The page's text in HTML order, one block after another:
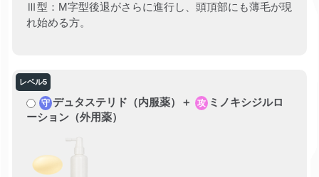
Ⅲ型：M字型後退がさらに進行し、頭頂部にも薄毛が現
れ始める方。
守 デュタステリド（内服薬）＋ 攻 ミノキシジルロ
ーション（外用薬）